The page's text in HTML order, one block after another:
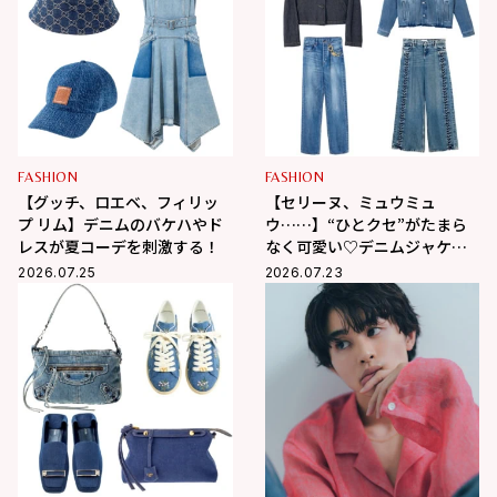
FASHION
【グッチ、ロエベ、フィリッ
プ リム】デニムのバケハやド
レスが夏コーデを刺激する！
2026.07.25
FASHION
【セリーヌ、ミュウミュ
ウ……】“ひとクセ”がたまら
なく可愛い♡デニムジャケッ
ト&パンツ
2026.07.23